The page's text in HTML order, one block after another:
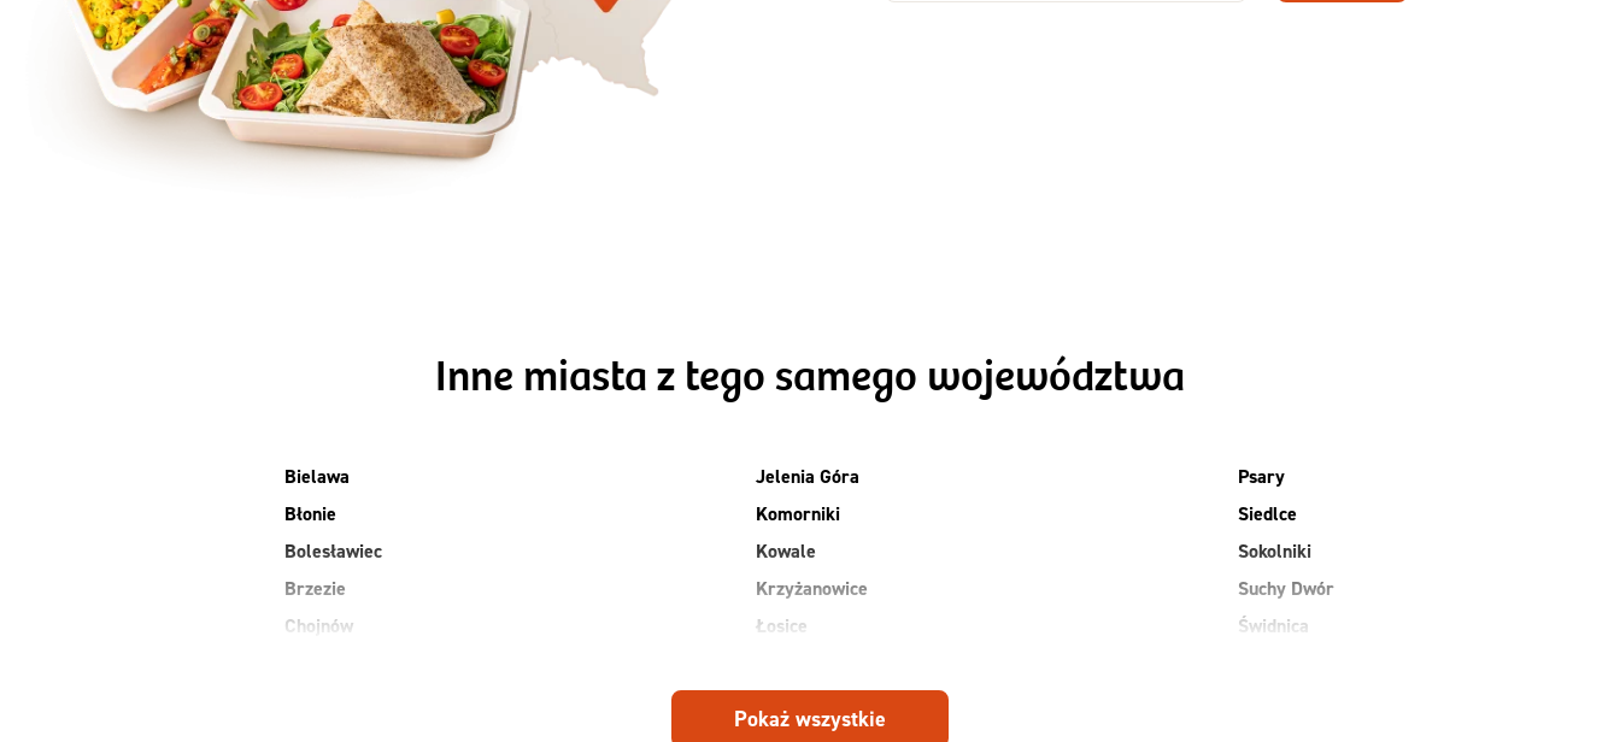
Zamów dietę!
Inne miasta z tego samego województwa
Bielawa
Błonie
Bolesławiec
Brzezie
Chojnów
Jelenia Góra
Komorniki
Kowale
Krzyżanowice
Łosice
Psary
Siedlce
Sokolniki
Suchy Dwór
Świdnica
Pokaż wszystkie